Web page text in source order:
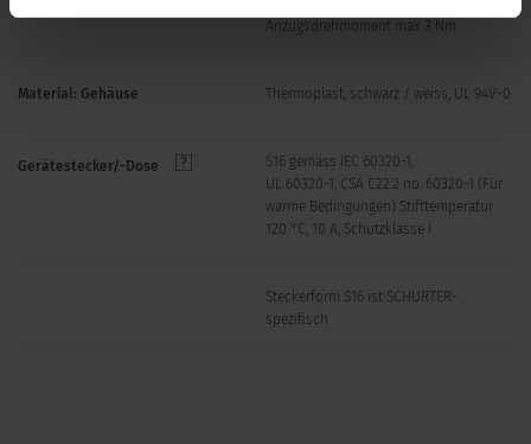
Schraub: max 6 mm
Anzugsdrehmoment max 3 Nm
Material: Gehäuse Thermoplast, schwarz / weiss, UL 94V-0
Gerätestecker/-Dose
S16 gemäss IEC 60320-1,
UL 60320-1, CSA C22.2 no. 60320-1 (Für
warme Bedingungen) Stifttemperatur
120 °C, 10 A, Schutzklasse I
Steckerform S16 ist SCHURTER-
spezifisch